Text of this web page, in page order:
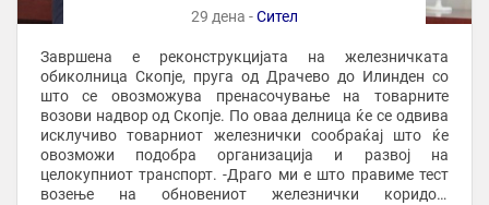
29 дена -Сител
Завршена е реконструкцијата на железничката
обиколница Скопје, пруга од Драчево до Илинден со
што се овозможува пренасочување на товарните
возови надвор од Скопје. По оваа делница ќе се одвива
исклучиво товарниот железнички сообраќај што ќе
овозможи подобра организација и развој на
целокупниот транспорт. -Драго ми е што правиме тест
возење на обновениот железнички коридор,